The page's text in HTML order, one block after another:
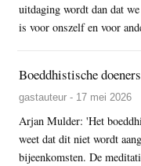
uitdaging wordt dan dat
is voor onszelf en voor
Boeddhistische
gastauteur - 17 mei 2026
Arjan Mulder: 'Het
weet dat dit niet wordt
bijeenkomsten. De